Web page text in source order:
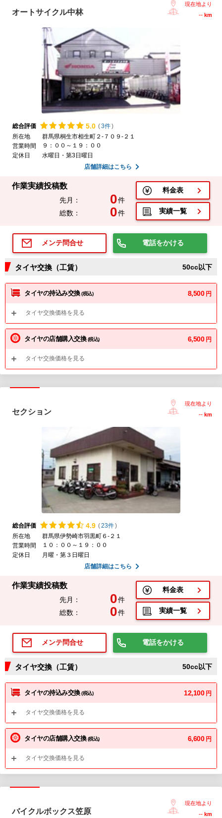
オートサイクル中林
現在地より
-- km
総合評価 5.0 (3件)
所在地
群馬県桐生市相生町２-７０９-２１
営業時間
９：００～１９：００
定休日
水曜日・第3日曜日
店舗詳細はこちら
作業実績投稿数
先月： 0件
総数：
0件
料金表
実績一覧
メンテ問合せ 電話をかける
タイヤ交換（工賃） 50cc以下
タイヤの持込み交換(税込) 8,500 円
タイヤ交換価格を見る
タイヤの店舗購入交換(税込) 6,500 円
タイヤ交換価格を見る
セクション
現在地より
-- km
総合評価 4.9 (23件)
所在地
群馬県伊勢崎市羽黒町６-２１
営業時間
１０：００～１９：００
定休日
月曜・第３日曜日
店舗詳細はこちら
作業実績投稿数
先月： 0件
総数：
0件
料金表
実績一覧
メンテ問合せ 電話をかける
タイヤ交換（工賃） 50cc以下
タイヤの持込み交換(税込) 12,100 円
タイヤ交換価格を見る
タイヤの店舗購入交換(税込) 6,600 円
タイヤ交換価格を見る
バイクルボックス笠原
現在地より
-- km